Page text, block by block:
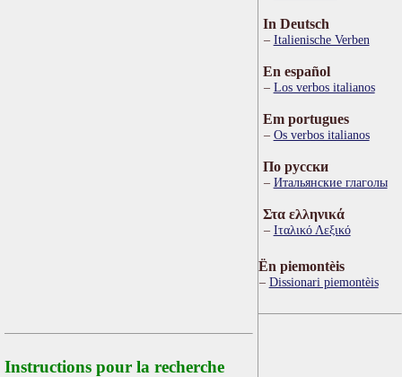
Instructions pour la recherche
In Deutsch
Italienische Verben
En español
Los verbos italianos
Em portugues
Os verbos italianos
По русски
Итальянские глаголы
Στα ελληνικά
Ιταλικό Λεξικό
Ën piemontèis
Dissionari piemontèis